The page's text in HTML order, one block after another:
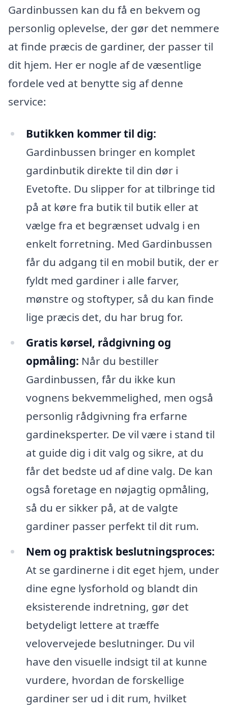
Gardinbussen kan du få en bekvem og
personlig oplevelse, der gør det nemmere
at finde præcis de gardiner, der passer til
dit hjem. Her er nogle af de væsentlige
fordele ved at benytte sig af denne
service:
Butikken kommer til dig:
Gardinbussen bringer en komplet
gardinbutik direkte til din dør i
Evetofte. Du slipper for at tilbringe tid
på at køre fra butik til butik eller at
vælge fra et begrænset udvalg i en
enkelt forretning. Med Gardinbussen
får du adgang til en mobil butik, der er
fyldt med gardiner i alle farver,
mønstre og stoftyper, så du kan finde
lige præcis det, du har brug for.
Gratis kørsel, rådgivning og
opmåling: Når du bestiller
Gardinbussen, får du ikke kun
vognens bekvemmelighed, men også
personlig rådgivning fra erfarne
gardineksperter. De vil være i stand til
at guide dig i dit valg og sikre, at du
får det bedste ud af dine valg. De kan
også foretage en nøjagtig opmåling,
så du er sikker på, at de valgte
gardiner passer perfekt til dit rum.
Nem og praktisk beslutningsproces:
At se gardinerne i dit eget hjem, under
dine egne lysforhold og blandt din
eksisterende indretning, gør det
betydeligt lettere at træffe
velovervejede beslutninger. Du vil
have den visuelle indsigt til at kunne
vurdere, hvordan de forskellige
gardiner ser ud i dit rum, hvilket